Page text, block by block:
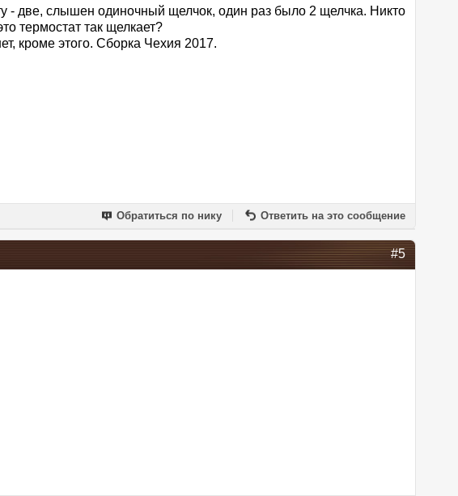
- две, слышен одиночный щелчок, один раз было 2 щелчка. Никто
термостат так щелкает?
кроме этого. Сборка Чехия 2017.
Обратиться по нику Ответить на это сообщение
#5